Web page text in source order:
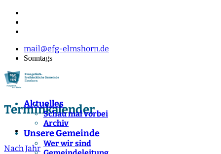
mail@efg-elmshorn.de
Sonntags
Aktuelles
Schau mal vorbei
Archiv
Unsere Gemeinde
Wer wir sind
Terminkalender
Nach Jahr